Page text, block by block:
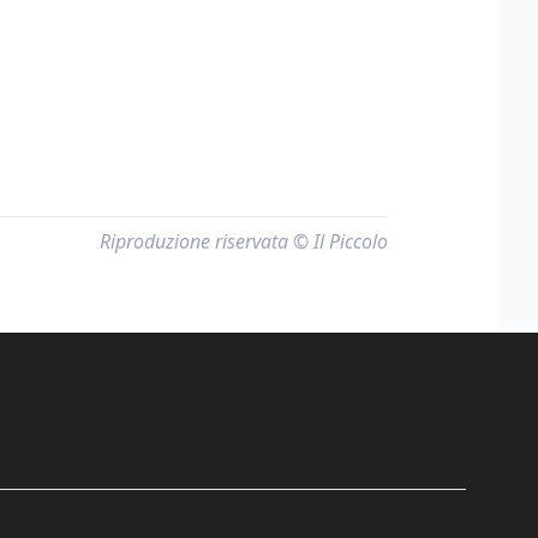
Riproduzione riservata © Il Piccolo